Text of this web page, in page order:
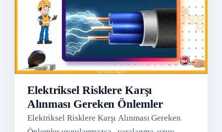
Elektriksel Risklere Karşı
Alınması Gereken Önlemler
Elektriksel Risklere Karşı Alınması Gereken